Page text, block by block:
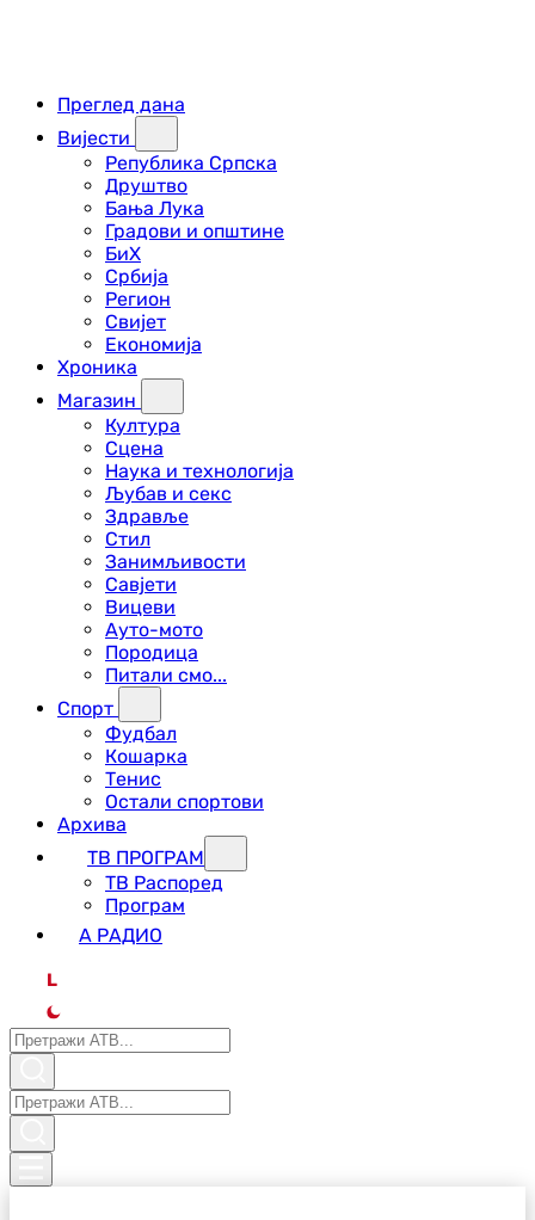
Преглед дана
Вијести
Република Српска
Друштво
Бања Лука
Градови и општине
БиХ
Србија
Регион
Свијет
Економија
Хроника
Магазин
Култура
Сцена
Наука и технологија
Љубав и секс
Здравље
Стил
Занимљивости
Савјети
Вицеви
Ауто-мото
Породица
Питали смо...
Спорт
Фудбал
Кошарка
Тенис
Остали спортови
Архива
ТВ ПРОГРАМ
ТВ Распоред
Програм
А РАДИО
L